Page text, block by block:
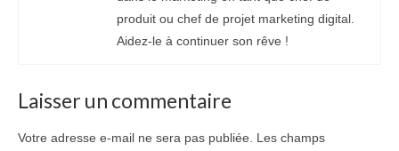
produit ou chef de projet marketing digital.
Aidez-le à continuer son rêve !
Laisser un commentaire
Votre adresse e-mail ne sera pas publiée.
Les champs